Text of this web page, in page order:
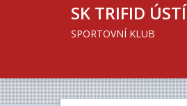
SK TRIFID ÚSTÍ
SPORTOVNÍ KLUB